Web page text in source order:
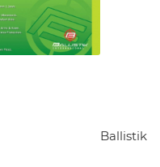
Ballistik